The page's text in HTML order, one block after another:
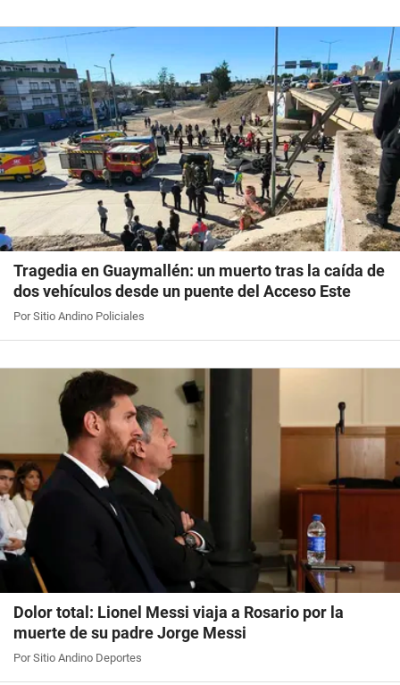
Tragedia en Guaymallén: un muerto tras la caída de
dos vehículos desde un puente del Acceso Este
Por Sitio Andino Policiales
Dolor total: Lionel Messi viaja a Rosario por la
muerte de su padre Jorge Messi
Por Sitio Andino Deportes